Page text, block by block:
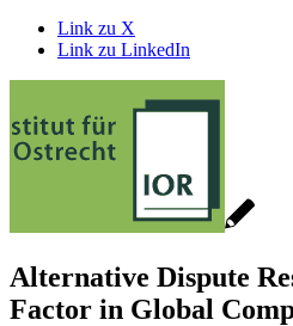
Link zu X
Link zu LinkedIn
Alternative Dispute
Factor in Global